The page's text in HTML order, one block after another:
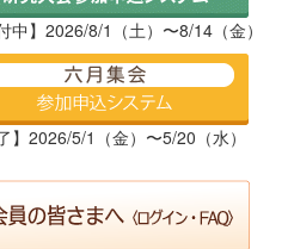
中】2026/8/1（土）〜8/14（金）
】2026/5/1（金）〜5/20（水）